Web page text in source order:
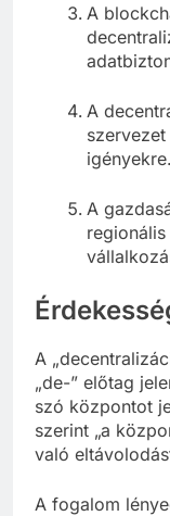
A
A
igényekre.
A
A
„de-” előtag
szó központot
szerint „a
való
A fogalom